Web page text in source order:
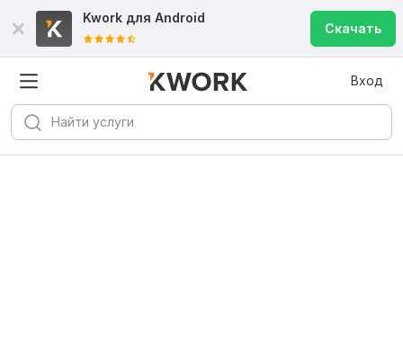
Kwork для Android
Скачать
Вход